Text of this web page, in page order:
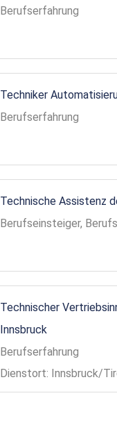
Berufserfahrung
Techniker
Berufserfahrung
Technische Assistenz
Berufseinsteiger,
Technischer
Innsbruck
Berufserfahrung
Dienstort: Innsbruck/